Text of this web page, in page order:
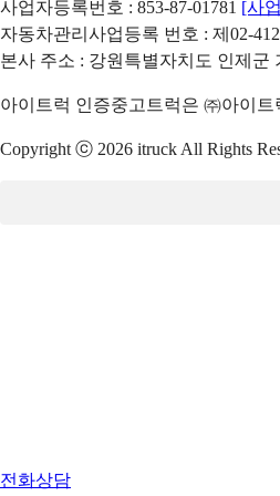
사업자등록번호 : 853-87-01781 [사
자동차관리사업등록 번호 : 제02-
본사 주소 : 강원특별자치도 인제군
아이트럭 인증중고트럭은 ㈜아이
Copyright ⓒ 2026 itruck All Rights
전화상담